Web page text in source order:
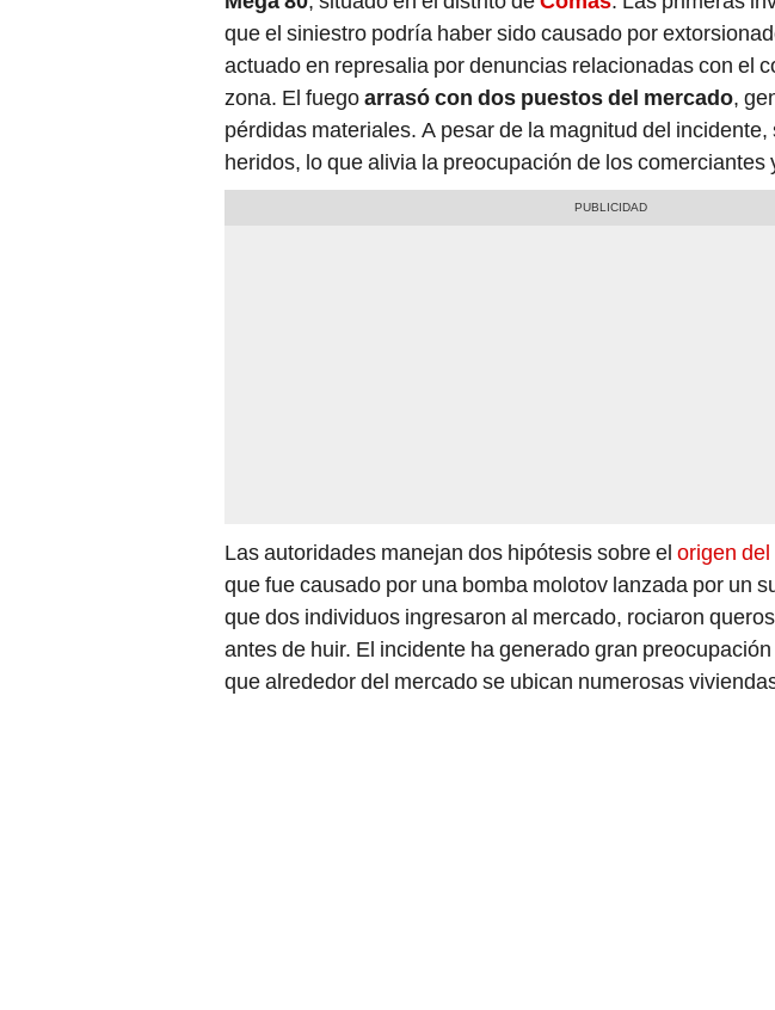
que el siniestro podría haber sido causado por
actuado en represalia por denuncias relacionadas con el
zona. El fuegoarrasó con dos puestos del mercado,
pérdidas materiales. A pesar de la magnitud del
heridos, lo que alivia la preocupación de los comerciantes
Las autoridades manejan dos hipótesis sobre el origen del
que fue causado por una bomba molotov lanzada por un
que dos individuos ingresaron al mercado, rociaron
antes de huir. El incidente ha generado gran
que alrededor del mercado se ubican numerosas